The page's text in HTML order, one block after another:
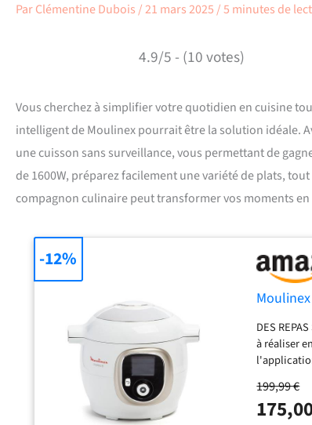
ParClémentine Dubois/21 mars 2025/5 minutes de
4.9/5 - (10 votes)
Vous cherchez à simplifier votre quotidien en cuisine
intelligent de Moulinex pourrait être la solution idéale.
une cuisson sans surveillance, vous permettant de
de 1600W, préparez facilement une variété de plats,
compagnon culinaire peut transformer vos moments en
DES
à réaliser
recettes
199,99 €
-12%